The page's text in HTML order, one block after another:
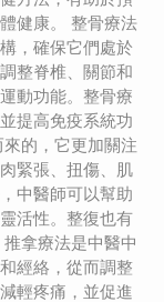
健康。 整骨療法
，確保它們處於
整脊椎、關節和
動功能。整骨療
提高免疫系統功
的，它更加關注
緊張、扭傷、肌
中醫師可以幫助
活性。整復也有
拿療法是中醫中
經絡，從而調整
輕疼痛，並促進